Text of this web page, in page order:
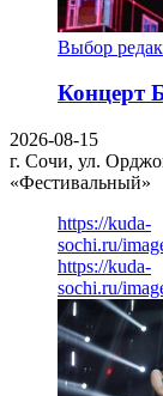
Выбор
Концерт
2026-08-15
г. Сочи, ул.
«Фестивальный»
https://kuda-
sochi.ru/
https://kuda-
sochi.ru/